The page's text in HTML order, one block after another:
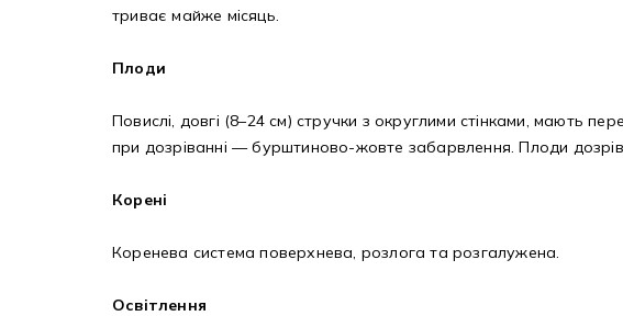
триває майже місяць.
Плоди
Повислі, довгі (8–24 см) стручки з округлими стінками, мають
при дозріванні — бурштиново-жовте забарвлення. Плоди
Корені
Коренева система поверхнева, розлога та розгалужена.
Освітлення